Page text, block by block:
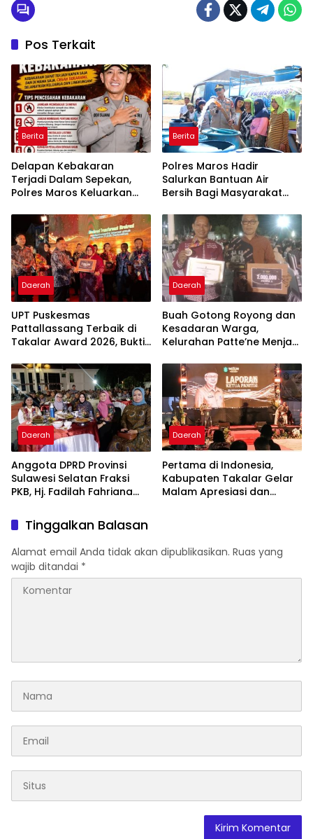
Pos Terkait
Berita
Delapan Kebakaran
Terjadi Dalam Sepekan,
Polres Maros Keluarkan
Masyarakat
Berita
Polres Maros Hadir
Salurkan Bantuan Air
Bersih Bagi Masyarakat
Di Maros
Daerah
UPT Puskesmas
Pattallassang Terbaik di
Takalar Award 2026, Bukti
Pelayanan Kesehatan
Berkualitas
Daerah
Buah Gotong Royong dan
Kesadaran Warga,
Kelurahan Patte’ne Menjadi
2026
Daerah
Anggota DPRD Provinsi
Sulawesi Selatan Fraksi
PKB, Hj. Fadilah Fahriana
Takalar Menyalakan
Lentera Pengabdian
Melalui Malam Apresiasi
dan Inovasi Award 2026
Daerah
Pertama di Indonesia,
Kabupaten Takalar Gelar
Malam Apresiasi dan
Berprestasi
Tinggalkan Balasan
Alamat email Anda tidak akan dipublikasikan. Ruas yang
wajib ditandai *